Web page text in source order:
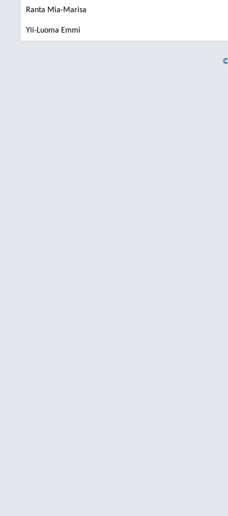
Ranta Mia-Marisa
Yli-Luoma Emmi